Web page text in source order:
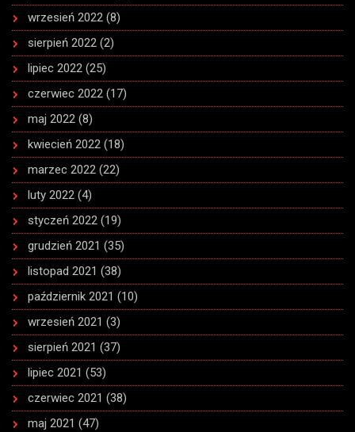
wrzesień 2022 (8)
sierpień 2022 (2)
lipiec 2022 (25)
czerwiec 2022 (17)
maj 2022 (8)
kwiecień 2022 (18)
marzec 2022 (22)
luty 2022 (4)
styczeń 2022 (19)
grudzień 2021 (35)
listopad 2021 (38)
październik 2021 (10)
wrzesień 2021 (3)
sierpień 2021 (37)
lipiec 2021 (53)
czerwiec 2021 (38)
maj 2021 (47)